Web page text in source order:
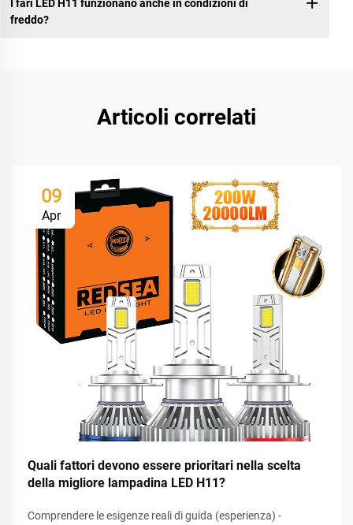
I fari LED H11 funzionano anche in condizioni di
freddo?
Articoli correlati
09
Apr
Quali fattori devono essere prioritari nella scelta
della migliore lampadina LED H11?
Comprendere le esigenze reali di guida (esperienza) -